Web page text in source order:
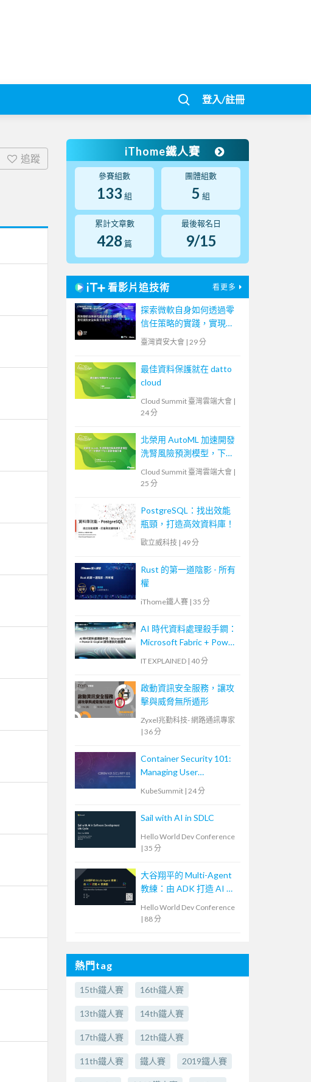
登入/註冊
追蹤
iThome鐵人賽
參賽組數
133 組
團體組數
5 組
累計文章數
428 篇
最後報名日
9/15
看影片追技術 看更多
探索微軟自身如何透過零
信任策略的實踐，實現資
訊安全與員工生產力
臺灣資安大會 | 29 分
最佳資料保護就在 datto
cloud
Cloud Summit 臺灣雲端大會 |
24 分
北榮用 AutoML 加速開發
洗腎風險預測模型，下一
步要取 TFDA 認證推廣全
臺
Cloud Summit 臺灣雲端大會 |
25 分
PostgreSQL：找出效能
瓶頸，打造高效資料庫！
歐立威科技 | 49 分
Rust 的第一道陰影 - 所有
權
iThome鐵人賽 | 35 分
AI 時代資料處理殺手鐧：
Microsoft Fabric + Power
BI Copilot 讓你用說的畫
IT EXPLAINED | 40 分
啟動資訊安全服務，讓攻
擊與威脅無所遁形
Zyxel兆勤科技- 網路通訊專家
| 36 分
Container Security 101:
Managing User
Permissions for Volumes
KubeSummit | 24 分
Sail with AI in SDLC
Hello World Dev Conference
| 35 分
大谷翔平的 Multi-Agent
教練：由 ADK 打造 AI 教
Hello World Dev Conference
| 88 分
熱門tag
15th鐵人賽 16th鐵人賽
13th鐵人賽 14th鐵人賽
17th鐵人賽 12th鐵人賽
11th鐵人賽 鐵人賽 2019鐵人賽